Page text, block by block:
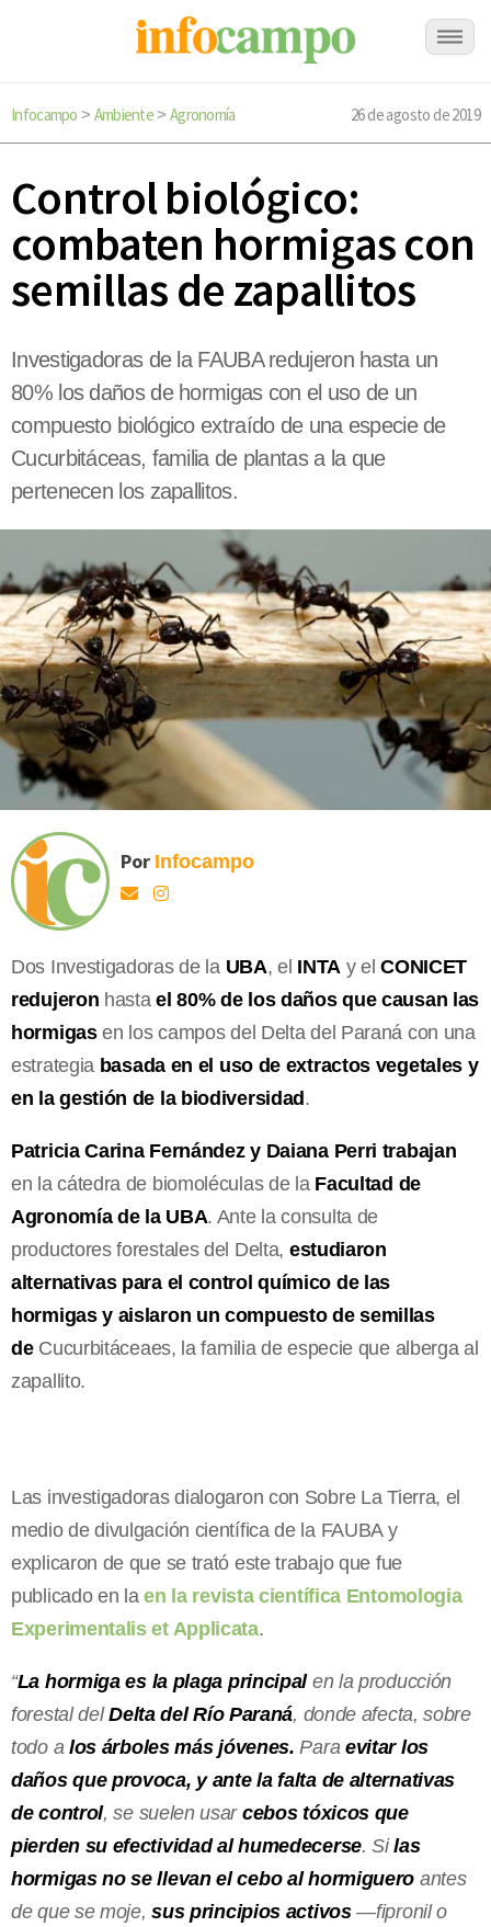
Infocampo > Ambiente> Agronomía 26 de agosto de 2019
Control biológico:
combaten hormigas con
semillas de zapallitos
Investigadoras de la FAUBA redujeron hasta un
80% los daños de hormigas con el uso de un
compuesto biológico extraído de una especie de
Cucurbitáceas, familia de plantas a la que
pertenecen los zapallitos.
Por Infocampo
Dos Investigadoras de la UBA, el INTA y elCONICET
redujeron hastael 80% de los daños que causan las
hormigasen los campos del Delta del Paraná con una
estrategia basada en el uso de extractos vegetales y
en la gestión de la biodiversidad.
Patricia Carina Fernández y Daiana Perri trabajan
en la cátedra de biomoléculas de la Facultad de
Agronomía de la UBA. Ante la consulta de
productores forestales del Delta, estudiaron
alternativas para el control químico de las
hormigas y aislaron un compuesto de semillas
de Cucurbitáceaes, la familia de especie que alberga al
zapallito.
Las investigadoras dialogaron con Sobre La Tierra, el
medio de divulgación científica de la FAUBA y
explicaron de que se trató este trabajo que fue
publicado en laen la revista científica Entomologia
Experimentalis et Applicata.
“La hormiga es la plaga principalen la producción
forestal delDelta del Río Paraná, donde afecta, sobre
todo a los árboles más jóvenes. Para evitar los
daños que provoca, y ante la falta de alternativas
de control, se suelen usar cebos tóxicos que
pierden su efectividad al humedecerse. Silas
hormigas no se llevan el cebo al hormiguero antes
de que se moje,sus principios activos—fipronil o